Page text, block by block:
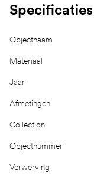
Specificaties
Objectnaam
Materiaal
Jaar
Afmetingen
Collection
Objectnummer
Verwerving